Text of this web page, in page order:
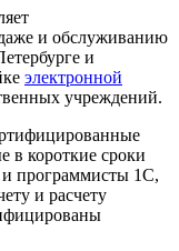
и обслуживанию
и
электронной
учреждений.
в короткие сроки
программисты 1С,
и расчету